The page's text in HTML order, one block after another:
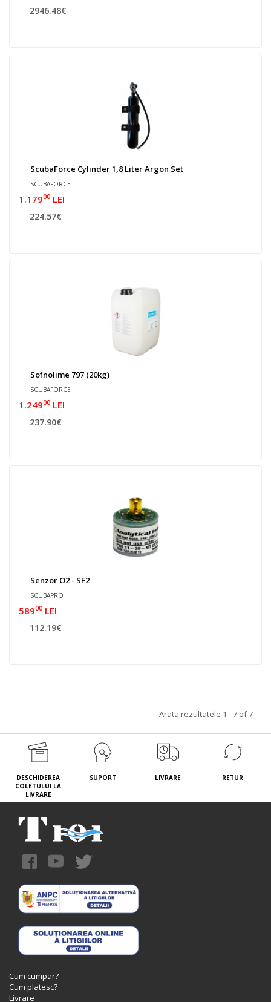
2946.48€
ScubaForce Cylinder 1,8 Liter Argon Set
SCUBAFORCE
1.17900 LEI
224.57€
Sofnolime 797 (20kg)
SCUBAFORCE
1.24900 LEI
237.90€
Senzor O2 - SF2
SCUBAPRO
58900 LEI
112.19€
Arata rezultatele 1 - 7 of 7
DESCHIDEREA
COLETULUI LA
LIVRARE
SUPORT LIVRARE RETUR
Cum cumpar?
Cum platesc?
Livrare